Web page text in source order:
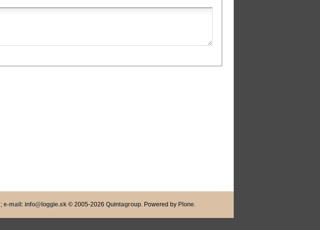
e-mail: info@loggie.sk © 2005-2026 Quintagroup . Powered by Plone